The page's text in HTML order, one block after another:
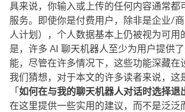
具来说，你输入或上传的任何内容通常都
服务。即使你是付费用户，除非是企业/
人计划），个人数据基本上仍被视为可用
是，许多 AI 聊天机器人至少为用户提供
能，尽管在许多情况下，这些功能深藏在
我们猜想，对于本文的许多读者来说，这
「 如何在与我的聊天机器人对话时选择退
在这里提供一些实用的建议，而不是泛泛